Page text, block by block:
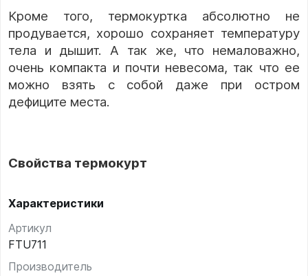
Кроме того, термокуртка абсолютно не
продувается, хорошо сохраняет температуру
тела и дышит. А так же, что немаловажно,
очень компакта и почти невесома, так что ее
можно взять с собой даже при остром
дефиците места.
Свойства термокурт
Характеристики
Артикул
FTU711
Производитель